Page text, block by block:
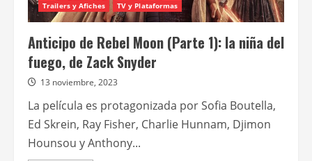
Trailers y Afiches TV y Plataformas
Anticipo de Rebel Moon (Parte 1): la niña del
fuego, de Zack Snyder
13 noviembre, 2023
La película es protagonizada por Sofia Boutella,
Ed Skrein, Ray Fisher, Charlie Hunnam, Djimon
Hounsou y Anthony...